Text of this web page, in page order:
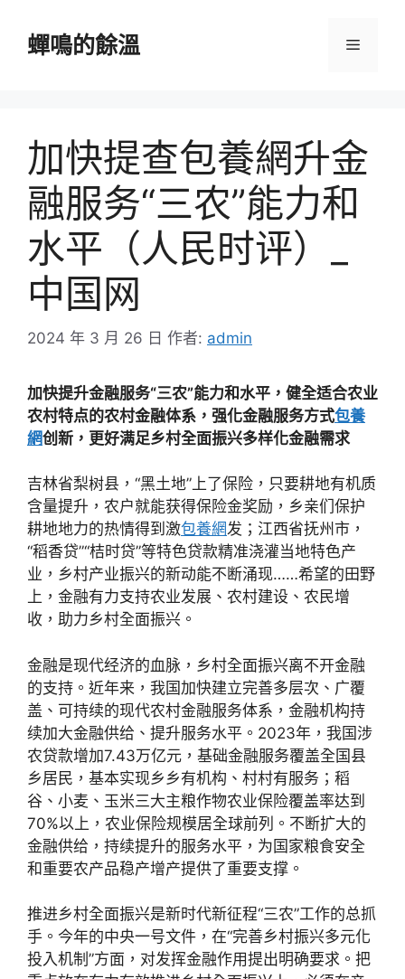
蟬鳴的餘溫 選
加快提查包養網升金
融服务“三农”能力和
水平（人民时评）_
中国网
2024 年 3 月 26 日 作者: admin
加快提升金融服务“三农”能力和水平，健全适合农业
农村特点的农村金融体系，强化金融服务方式包養
網创新，更好满足乡村全面振兴多样化金融需求
吉林省梨树县，“黑土地”上了保险，只要耕地有机质
含量提升，农户就能获得保险金奖励，乡亲们保护
耕地地力的热情得到激包養網发；江西省抚州市，
“稻香贷”“桔时贷”等特色贷款精准浇灌当地特色产
业，乡村产业振兴的新动能不断涌现……希望的田野
上，金融有力支持农业发展、农村建设、农民增
收，助力乡村全面振兴。
金融是现代经济的血脉，乡村全面振兴离不开金融
的支持。近年来，我国加快建立完善多层次、广覆
盖、可持续的现代农村金融服务体系，金融机构持
续加大金融供给、提升服务水平。2023年，我国涉
农贷款增加7.43万亿元，基础金融服务覆盖全国县
乡居民，基本实现乡乡有机构、村村有服务；稻
谷、小麦、玉米三大主粮作物农业保险覆盖率达到
70%以上，农业保险规模居全球前列。不断扩大的
金融供给，持续提升的服务水平，为国家粮食安全
和重要农产品稳产增产提供了重要支撑。
推进乡村全面振兴是新时代新征程“三农”工作的总抓
手。今年的中央一号文件，在“完善乡村振兴多元化
投入机制”方面，对发挥金融作用提出明确要求。把